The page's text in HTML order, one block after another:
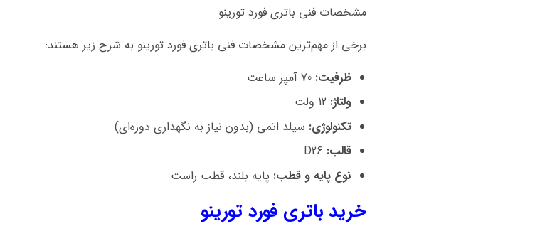
مشخصات فنی باتری فورد تورینو
برخی از مهم‌ترین مشخصات فنی باتری فورد تورینو به شرح زیر هستند:
ظرفیت:
ولتاژ:
تکنولوژی: سیلد اتمی (بدون نیاز به نگهداری دوره‌ای)
قالب:
نوع پایه و قطب: پایه بلند، قطب راست
خرید باتری فورد تورینو